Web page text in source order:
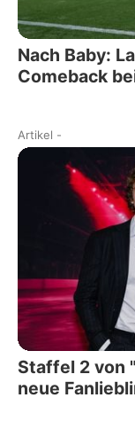
Nach Baby:
Comeback
Artikel -
Staffel 2 von
neue